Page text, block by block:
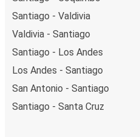
Santiago - Valdivia
Valdivia - Santiago
Santiago - Los Andes
Los Andes - Santiago
San Antonio - Santiago
Santiago - Santa Cruz